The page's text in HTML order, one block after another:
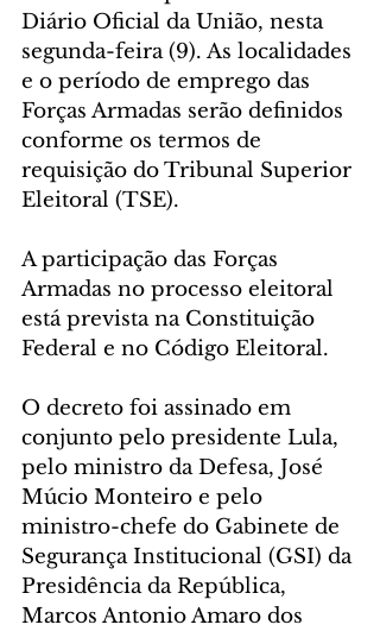
Diário Oficial da União, nesta
segunda-feira (9). As localidades
e o período de emprego das
Forças Armadas serão definidos
conforme os termos de
requisição do Tribunal Superior
Eleitoral (TSE).
A participação das Forças
Armadas no processo eleitoral
está prevista na Constituição
Federal e no Código Eleitoral.
O decreto foi assinado em
conjunto pelo presidente Lula,
pelo ministro da Defesa, José
Múcio Monteiro e pelo
ministro-chefe do Gabinete de
Segurança Institucional (GSI) da
Presidência da República,
Marcos Antonio Amaro dos